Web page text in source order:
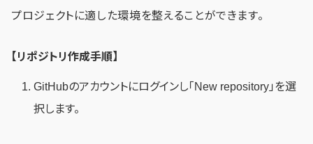
プロジェクトに適した環境を整えることができます。
【リポジトリ作成手順】
GitHubのアカウントにログインし「New repository」を選
択します。